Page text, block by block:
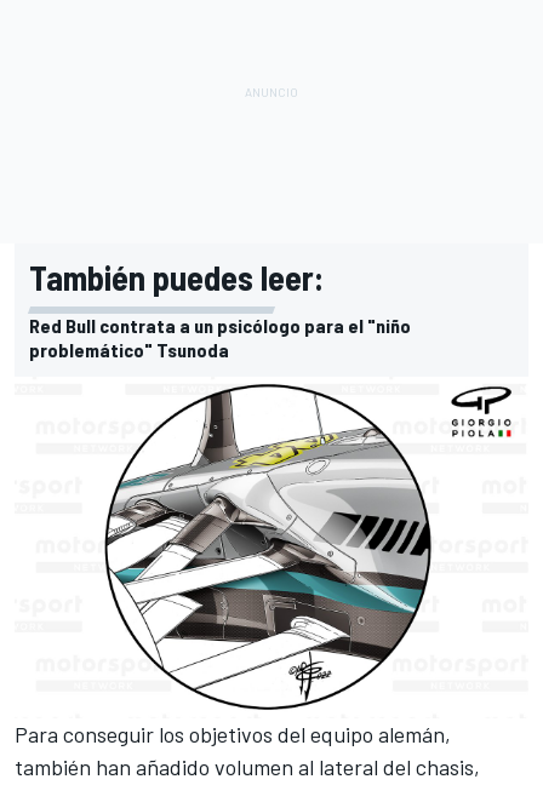
También puedes leer:
Red Bull contrata a un psicólogo para el "niño
problemático" Tsunoda
Para conseguir los objetivos del equipo alemán,
también han añadido volumen al lateral del chasis,